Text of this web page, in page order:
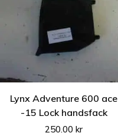
Lynx Adventure 600 ace
-15 Lock handsfack
250.00kr